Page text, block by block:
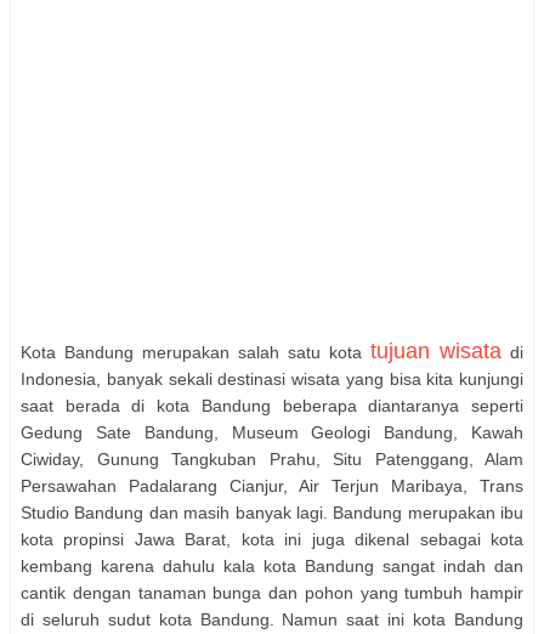
Kota Bandung merupakan salah satu kota tujuan wisata di
Indonesia, banyak sekali destinasi wisata yang bisa kita kunjungi
saat berada di kota Bandung beberapa diantaranya seperti
Gedung Sate Bandung, Museum Geologi Bandung, Kawah
Ciwiday, Gunung Tangkuban Prahu, Situ Patenggang, Alam
Persawahan Padalarang Cianjur, Air Terjun Maribaya, Trans
Studio Bandung dan masih banyak lagi. Bandung merupakan ibu
kota propinsi Jawa Barat, kota ini juga dikenal sebagai kota
kembang karena dahulu kala kota Bandung sangat indah dan
cantik dengan tanaman bunga dan pohon yang tumbuh hampir
di seluruh sudut kota Bandung. Namun saat ini kota Bandung